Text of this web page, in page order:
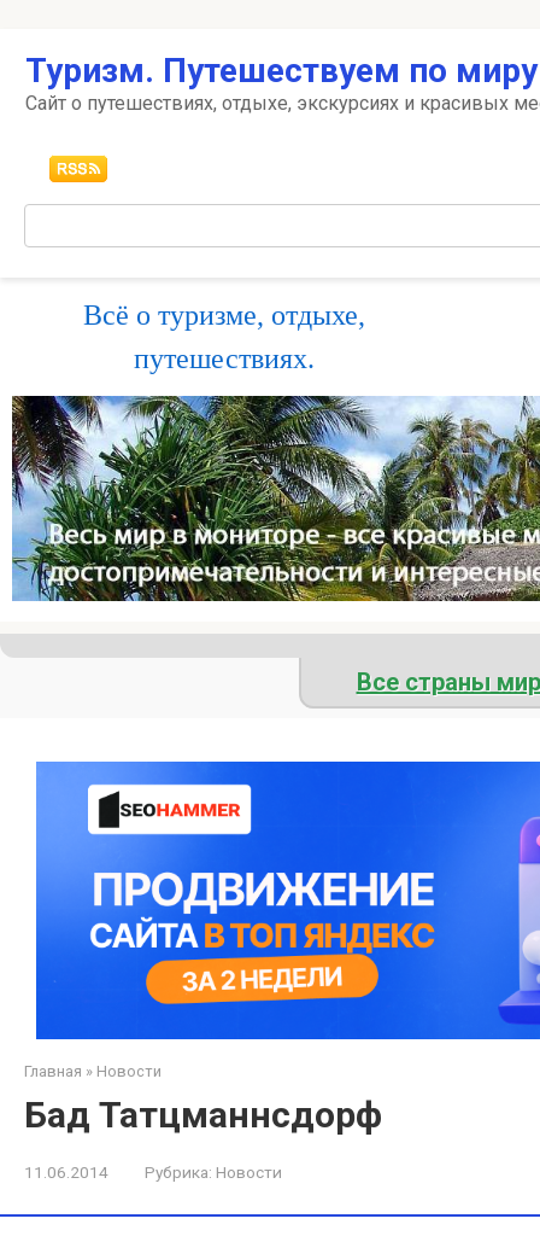
контенту
Туризм. Путешествуем по
Сайт о путешествиях, отдыхе, экскурсиях и красивых
Всё о туризме, отдыхе,
путешествиях.
Все страны
Главная » Новости
Бад Татцманнсдорф
11.06.2014 Рубрика: Новости